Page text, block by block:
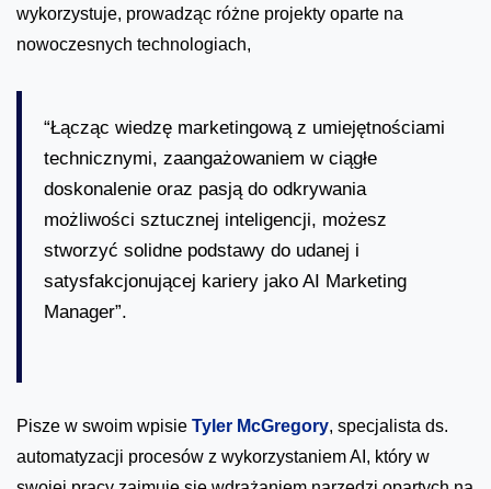
wykorzystuje, prowadząc różne projekty oparte na
nowoczesnych technologiach,
“Łącząc wiedzę marketingową z umiejętnościami
technicznymi, zaangażowaniem w ciągłe
doskonalenie oraz pasją do odkrywania
możliwości sztucznej inteligencji, możesz
stworzyć solidne podstawy do udanej i
satysfakcjonującej kariery jako AI Marketing
Manager”.
Pisze w swoim wpisie Tyler McGregory, specjalista ds.
automatyzacji procesów z wykorzystaniem AI, który w